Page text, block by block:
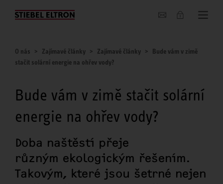
O nás
O nás Zajímavé články Zajímavé články
Bude vám v zimě
stačit solární energie na ohřev vody?
Bude vám v zimě stačit solární
energie na ohřev vody?
Doba naštěstí přeje
různým ekologickým řešením.
Takovým, které jsou šetrné nejen